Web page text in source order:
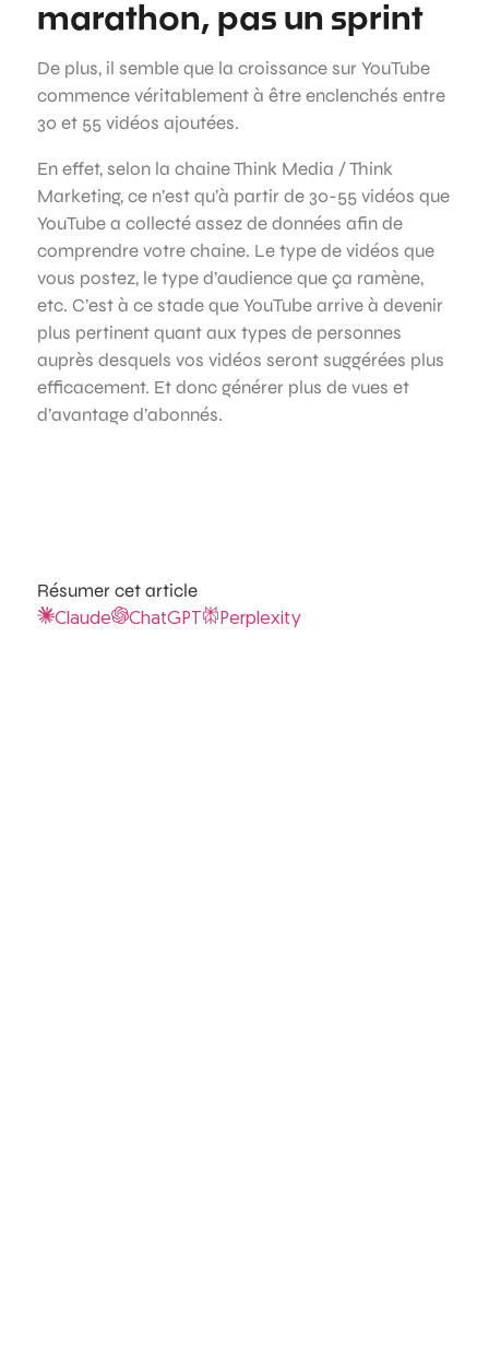
marathon, pas un sprint
De plus, il semble que la croissance sur YouTube
commence véritablement à être enclenchés entre
30 et 55 vidéos ajoutées.
En effet, selon la chaine Think Media / Think
Marketing, ce n’est qu’à partir de 30-55 vidéos que
YouTube a collecté assez de données afin de
comprendre votre chaine. Le type de vidéos que
vous postez, le type d’audience que ça ramène,
etc. C’est à ce stade que YouTube arrive à devenir
plus pertinent quant aux types de personnes
auprès desquels vos vidéos seront suggérées plus
efficacement. Et donc générer plus de vues et
d’avantage d’abonnés.
Résumer cet article
Claude ChatGPT Perplexity